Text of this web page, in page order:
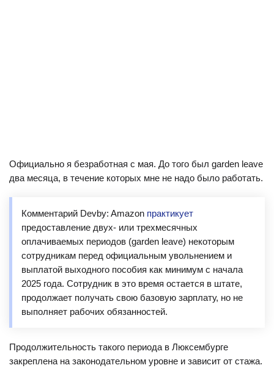
Официально я безработная с мая. До того был garden leave
два месяца, в течение которых мне не надо было работать.
Комментарий Devby: Amazon практикует
предоставление двух- или трехмесячных
оплачиваемых периодов (garden leave) некоторым
сотрудникам перед официальным увольнением и
выплатой выходного пособия как минимум с начала
2025 года. Сотрудник в это время остается в штате,
продолжает получать свою базовую зарплату, но не
выполняет рабочих обязанностей.
Продолжительность такого периода в Люксембурге
закреплена на законодательном уровне и зависит от стажа.